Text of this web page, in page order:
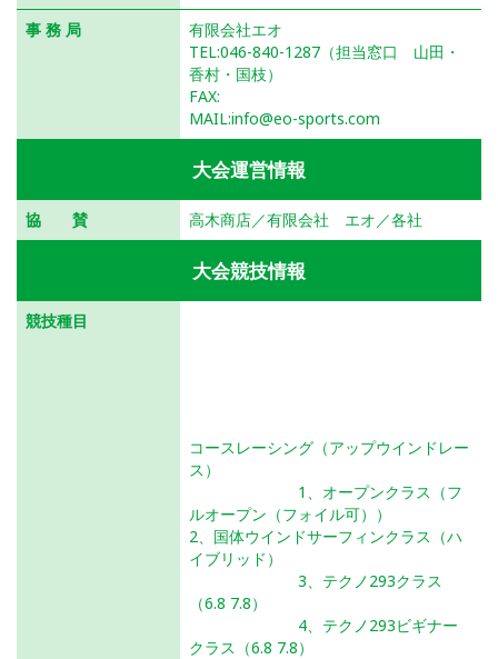
事 務 局
有限会社エオ
TEL:046-840-1287（担当窓口 山田・
香村・国枝）
FAX:
MAIL:info@eo-sports.com
大会運営情報
協 賛 高木商店／有限会社 エオ／各社
大会競技情報
競技種目
コースレーシング（アップウインドレー
ス）
1、オープンクラス（フ
ルオープン（フォイル可））
2、国体ウインドサーフィンクラス（ハ
イブリッド）
3、テクノ293クラス
（6.8 7.8）
4、テクノ293ビギナー
クラス（6.8 7.8）